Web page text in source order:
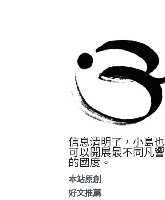
信息清明了，小島也
可以開展最不同凡響
的國度。
本站原創
好文推薦